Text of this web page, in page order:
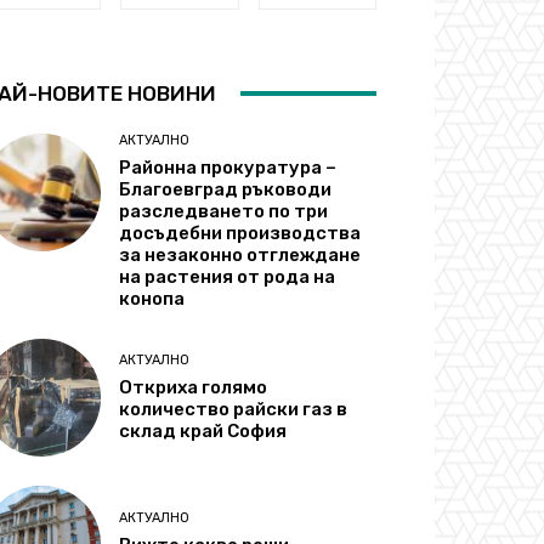
НОВИТЕ НОВИНИ
АКТУАЛНО
Районна прокуратура –
Благоевград ръководи
разследването по три
досъдебни производства
за незаконно отглеждане
на растения от рода на
конопа
АКТУАЛНО
Откриха голямо
количество райски газ в
склад край София
АКТУАЛНО